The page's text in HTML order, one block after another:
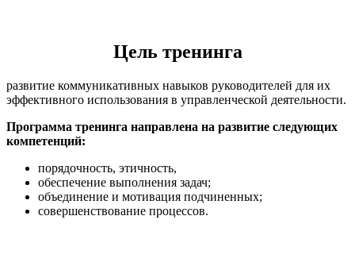
Цель тренинга
развитие коммуникативных навыков руководителей для их
эффективного использования в управленческой деятельности.
Программа тренинга направлена на развитие следующих
компетенций:
порядочность, этичность,
обеспечение выполнения задач;
объединение и мотивация подчиненных;
совершенствование процессов.